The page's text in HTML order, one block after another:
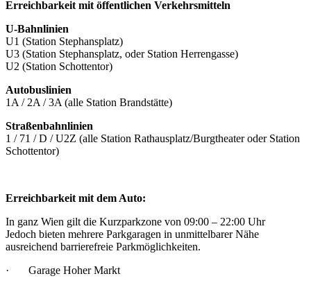
Erreichbarkeit mit öffentlichen Verkehrsmitteln
U-Bahnlinien
U1 (Station Stephansplatz)
U3 (Station Stephansplatz, oder Station Herrengasse)
U2 (Station Schottentor)
Autobuslinien
1A / 2A / 3A (alle Station Brandstätte)
Straßenbahnlinien
1 / 71 / D / U2Z (alle Station Rathausplatz/Burgtheater oder Station
Schottentor)
Erreichbarkeit mit dem Auto:
In ganz Wien gilt die Kurzparkzone von 09:00 – 22:00 Uhr
Jedoch bieten mehrere Parkgaragen in unmittelbarer Nähe
ausreichend barrierefreie Parkmöglichkeiten.
· Garage Hoher Markt